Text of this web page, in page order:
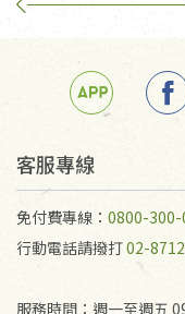
客服專線
免付費專線： 0800-300-
行動電話請撥打02-
服務時間：週一至週五